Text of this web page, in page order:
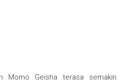
Momo Geisha terasa semakin